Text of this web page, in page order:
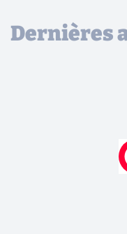
Dernières